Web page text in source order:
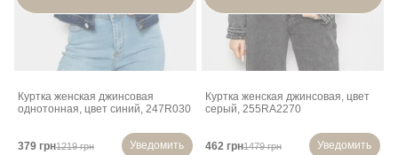
Куртка женская джинсовая
однотонная, цвет синий, 247R030
379 грн1219 грн Уведомить
Куртка женская джинсовая, цвет
серый, 255RA2270
462 грн1479 грн Уведомить